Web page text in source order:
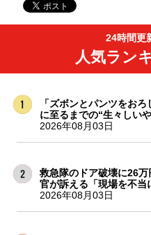
24時間更
人気ラン
「ズボンとパンツをお
に至るまでの“生々しい
2026年08月03日
救急隊のドア破壊に26万
官が訴える「現場を不当
2026年08月03日